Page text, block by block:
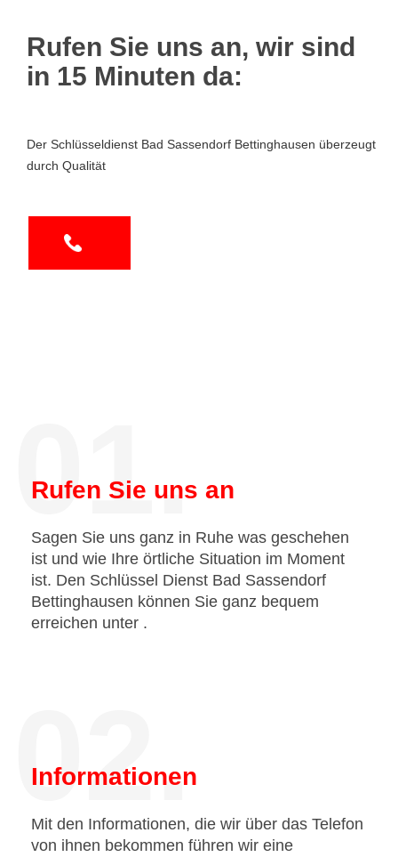
Rufen Sie uns an, wir sind
in 15 Minuten da:
Der Schlüsseldienst Bad Sassendorf Bettinghausen überzeugt
durch Qualität
01.
Rufen Sie uns an
Sagen Sie uns ganz in Ruhe was geschehen
ist und wie Ihre örtliche Situation im Moment
ist. Den Schlüssel Dienst Bad Sassendorf
Bettinghausen können Sie ganz bequem
erreichen unter .
02.
Informationen
Mit den Informationen, die wir über das Telefon
von ihnen bekommen führen wir eine